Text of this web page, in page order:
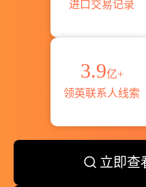
进口交易记录
3.9亿+
领英联系人线索
立即查